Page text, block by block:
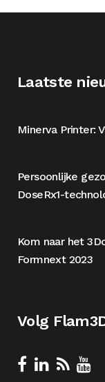
Laatste
Minerva Printer:
Persoonlijke
DoseRx1-
Kom naar het
Formnext 2023
Volg